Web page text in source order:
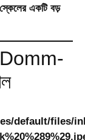
একটি বড়
Domm-